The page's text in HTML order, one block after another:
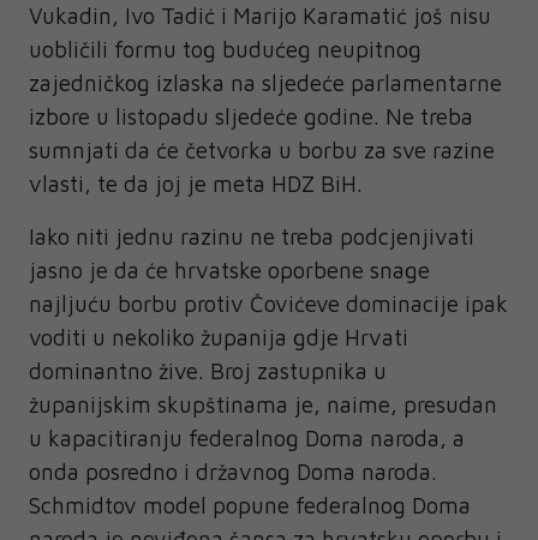
Vukadin, Ivo Tadić i Marijo Karamatić još nisu
uobličili formu tog budućeg neupitnog
zajedničkog izlaska na sljedeće parlamentarne
izbore u listopadu sljedeće godine. Ne treba
sumnjati da će četvorka u borbu za sve razine
vlasti, te da joj je meta HDZ BiH.
Iako niti jednu razinu ne treba podcjenjivati
jasno je da će hrvatske oporbene snage
najljuću borbu protiv Čovićeve dominacije ipak
voditi u nekoliko županija gdje Hrvati
dominantno žive. Broj zastupnika u
županijskim skupštinama je, naime, presudan
u kapacitiranju federalnog Doma naroda, a
onda posredno i državnog Doma naroda.
Schmidtov model popune federalnog Doma